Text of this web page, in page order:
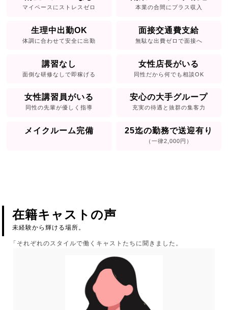
マイペースにストレスゼロ 本業の合間にプラス収入
生理中出勤OK
体調に合わせて安全に出勤
面接交通費支給
無駄な出費ゼロで面接へ
講習なし
面倒な研修なしで即稼げる
女性店長がいる
同性だから何でも相談OK
女性講習員がいる
同性の先輩が優しく指導
安心の大手グループ
充実の待遇と抜群の集客力
メイクルーム完備 25迄の勤務で送迎有り
（一律2,000円）
在籍キャストの声
未経験から輝ける場所。
「それぞれのスタイルで働くキャストたちに聞きました。